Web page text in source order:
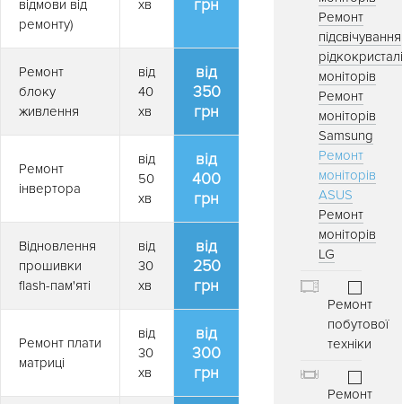
відмови від
ремонту)
хв
грн
Ремонт
блоку
живлення
від
40
хв
від
350
грн
Ремонт
інвертора
від
50
хв
від
400
грн
Відновлення
прошивки
flash-пам'яті
від
30
хв
від
250
грн
Ремонт плати
матриці
від
30
хв
від
300
грн
Ремонт
підсвічування
моніторів
Ремонт
моніторів
Samsung
Ремонт
моніторів
ASUS
Ремонт
моніторів
LG
Ремонт
побутової
техніки
Ремонт